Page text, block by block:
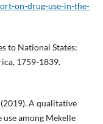
on-drug-use-in-the-
to National States:
1759-1839.
(2019). A qualitative
among Mekelle